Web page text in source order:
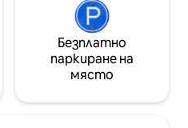
Безплатно
паркиране на
място